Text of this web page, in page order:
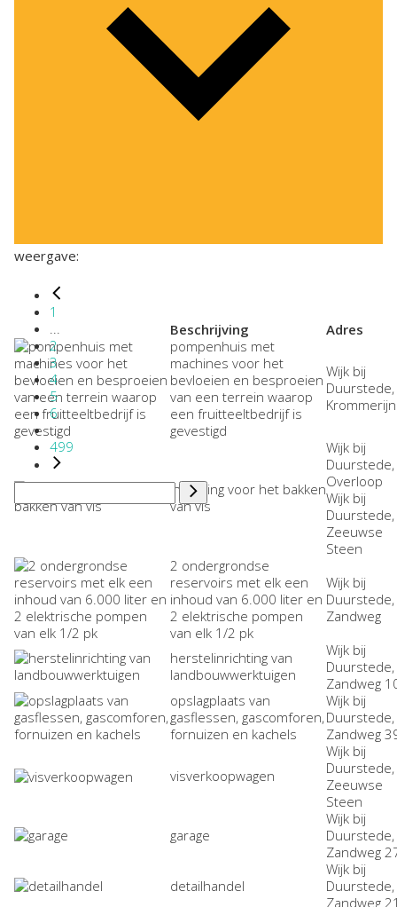
weergave:
1
2
3
4
5
6
...
499
Beschrijving
Adres
pompenhuis met
machines voor het
bevloeien en besproeien
van een terrein waarop
een fruitteeltbedrijf is
gevestigd
Wijk bij
Duurstede,
inrichting voor het bakken
van vis
Wijk bij
Duurstede,
Overloop
Wijk bij
Duurstede,
Zeeuwse
Steen
2 ondergrondse
reservoirs met elk een
inhoud van 6.000 liter en
2 elektrische pompen
van elk 1/2 pk
Wijk bij
Duurstede,
Zandweg
herstelinrichting van
landbouwwerktuigen
Wijk bij
Duurstede,
Zandweg
opslagplaats van
gasflessen, gascomforen,
fornuizen en kachels
Wijk bij
Duurstede,
Zandweg
visverkoopwagen
Wijk bij
Duurstede,
Zeeuwse
Steen
garage
Wijk bij
Duurstede,
Zandweg
detailhandel
Wijk bij
Duurstede,
Zandweg